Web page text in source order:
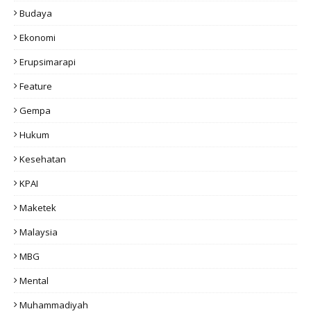
Budaya
Ekonomi
Erupsimarapi
Feature
Gempa
Hukum
Kesehatan
KPAI
Maketek
Malaysia
MBG
Mental
Muhammadiyah